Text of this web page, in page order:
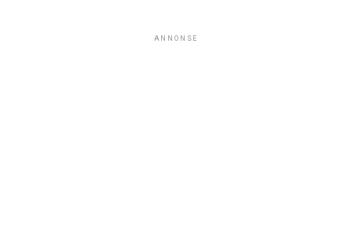
ANNONSE